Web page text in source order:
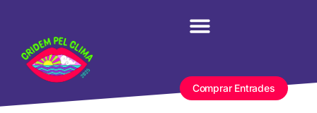
Comprar Entrades